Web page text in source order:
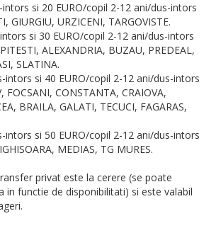
si 20 EURO/copil 2-12 ani/dus-intors
GIURGIU, URZICENI, TARGOVISTE.
si 30 EURO/copil 2-12 ani/dus-intors
ALEXANDRIA, BUZAU, PREDEAL,
SLATINA.
intors si 40 EURO/copil 2-12 ani/dus-intors
FOCSANI, CONSTANTA, CRAIOVA,
BRAILA, GALATI, TECUCI, FAGARAS,
intors si 50 EURO/copil 2-12 ani/dus-intors
MEDIAS, TG MURES.
privat este la cerere (se poate
in functie de disponibilitati) si este valabil